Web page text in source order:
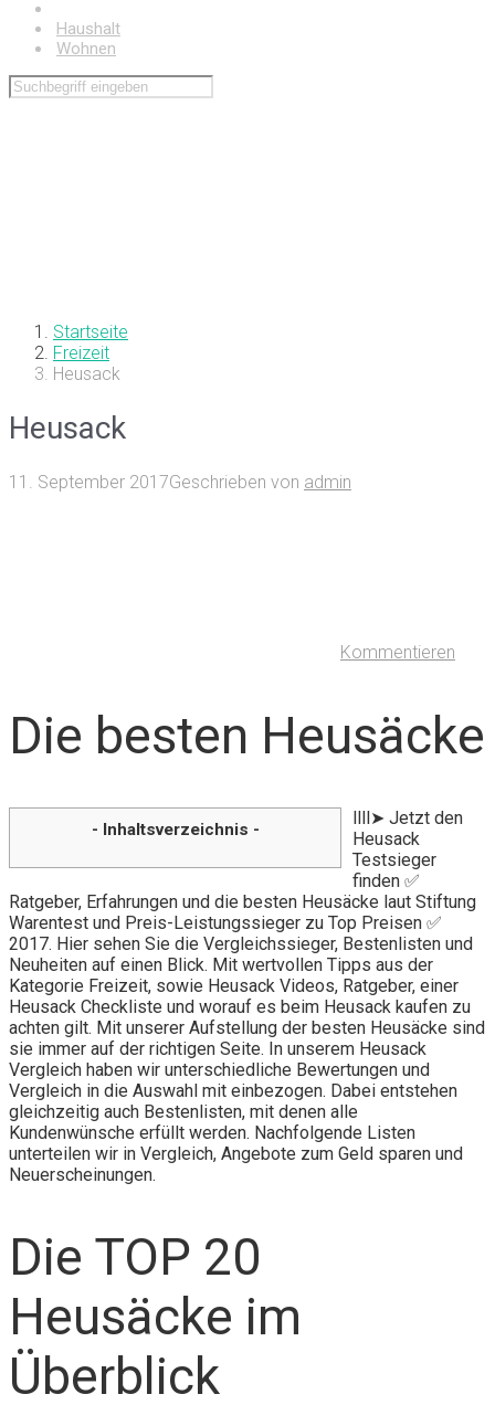
Haushalt
Wohnen
Startseite
Freizeit
Heusack
Heusack
11. September 2017Geschrieben von admin
Kommentieren
Die besten Heusäcke
- Inhaltsverzeichnis -
llll➤ Jetzt den
Heusack
Testsieger
finden ✅
Ratgeber, Erfahrungen und die besten Heusäcke laut Stiftung
Warentest und Preis-Leistungssieger zu Top Preisen ✅
2017. Hier sehen Sie die Vergleichssieger, Bestenlisten und
Neuheiten auf einen Blick. Mit wertvollen Tipps aus der
Kategorie Freizeit, sowie Heusack Videos, Ratgeber, einer
Heusack Checkliste und worauf es beim Heusack kaufen zu
achten gilt. Mit unserer Aufstellung der besten Heusäcke sind
sie immer auf der richtigen Seite. In unserem Heusack
Vergleich haben wir unterschiedliche Bewertungen und
Vergleich in die Auswahl mit einbezogen. Dabei entstehen
gleichzeitig auch Bestenlisten, mit denen alle
Kundenwünsche erfüllt werden. Nachfolgende Listen
unterteilen wir in Vergleich, Angebote zum Geld sparen und
Neuerscheinungen.
Die TOP 20
Heusäcke im
Überblick